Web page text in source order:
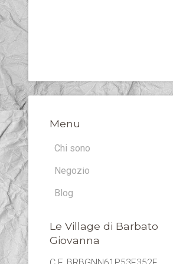
Menu
Chi sono
Negozio
Blog
Le Village di Barbato
Giovanna